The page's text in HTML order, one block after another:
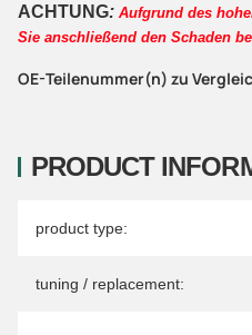
PRODUCT
Item information
Value
product type:
tuning / replacement:
ACHTUNG: Aufgrund des
Sie anschließend den Schaden
OE-Teilenummer(n) zu